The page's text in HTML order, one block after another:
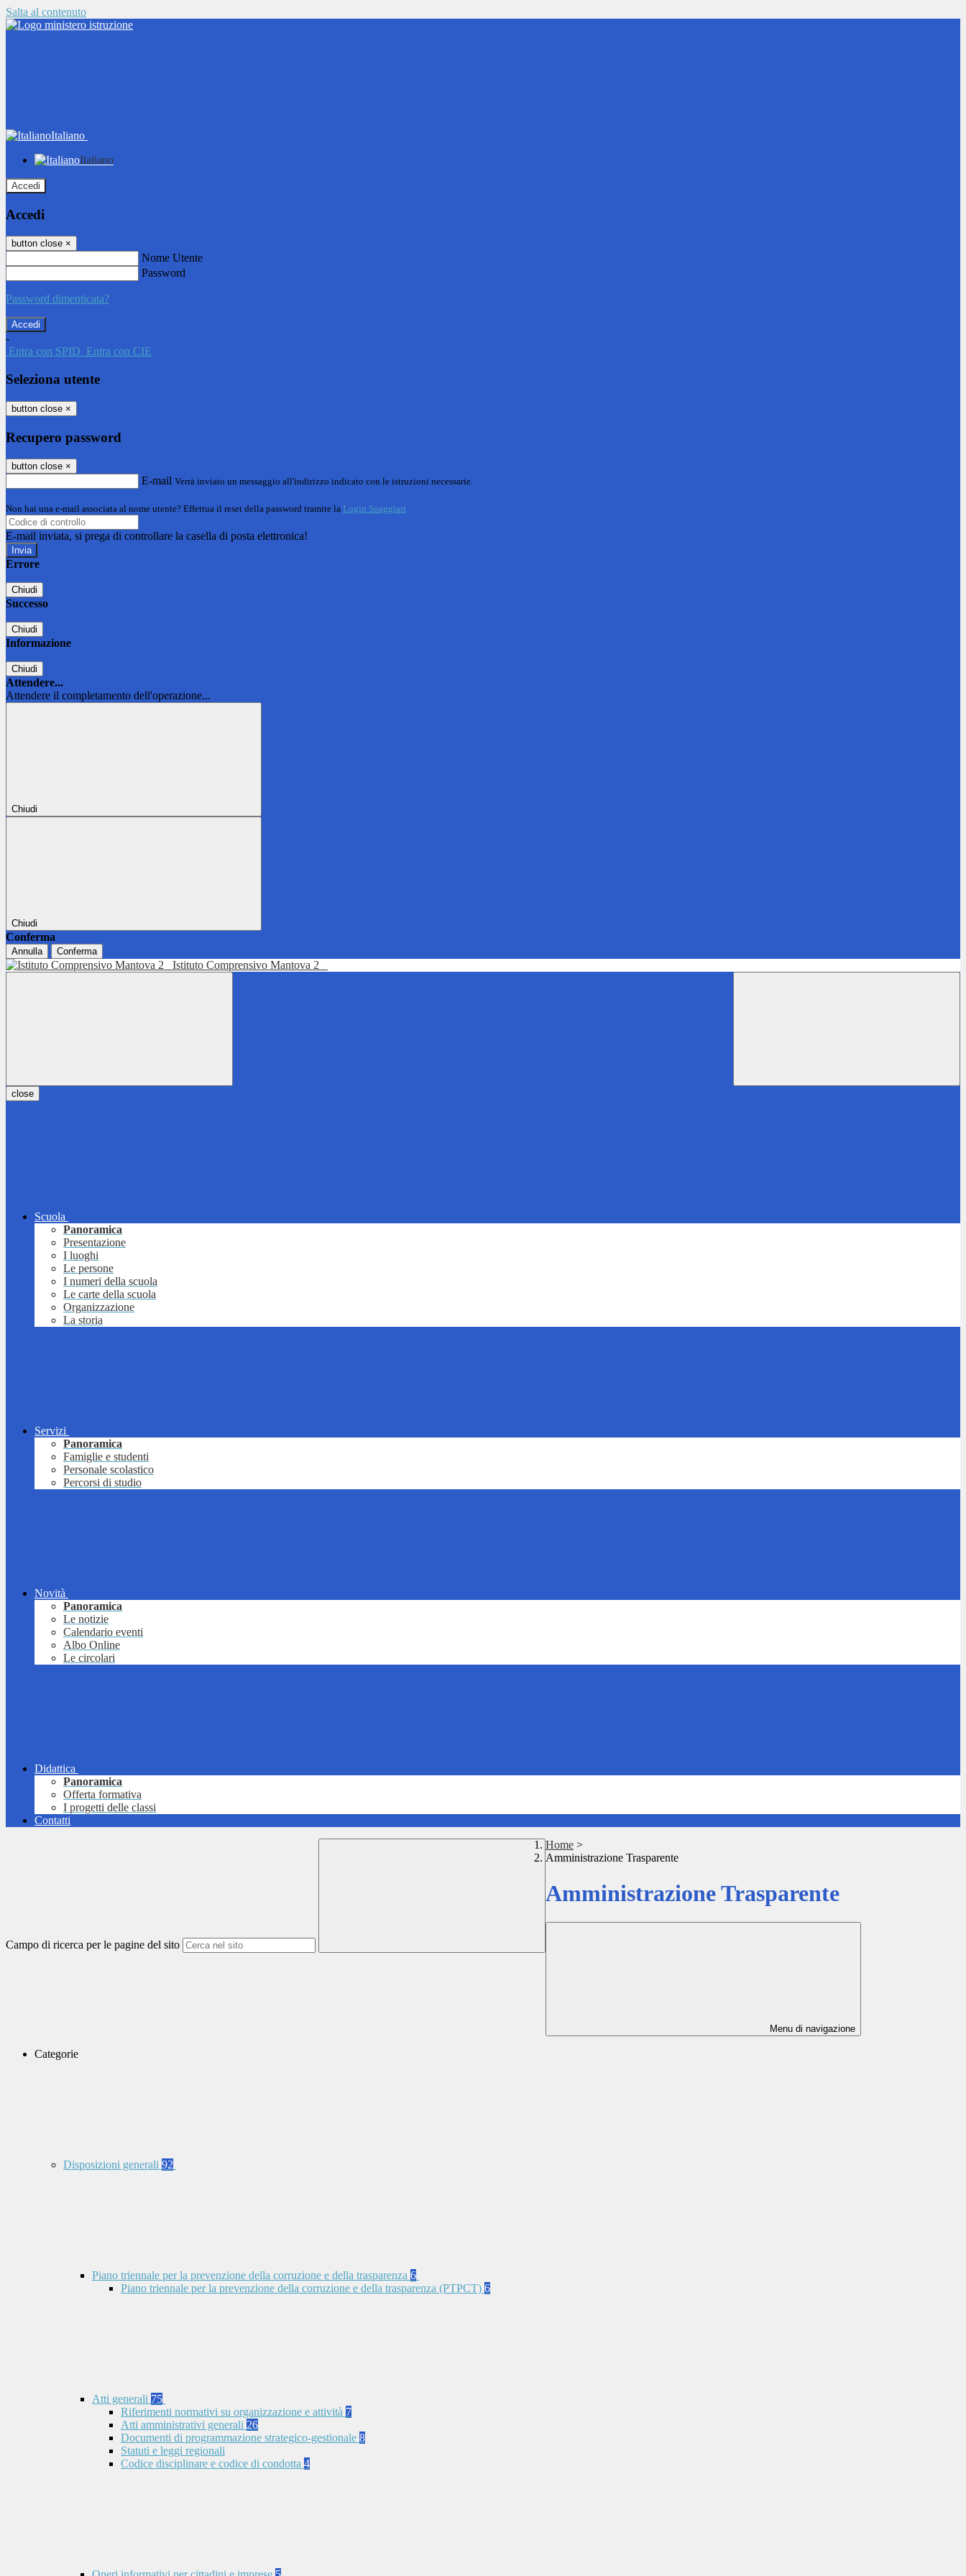
Salta al contenuto
Italiano
Italiano
Accedi
Accedi
button close ×
Nome Utente
Password
Password dimenticata?
-
Entra con SPID Entra con CIE
Seleziona utente
button close ×
Recupero password
button close ×
E-mail Verrà inviato un messaggio all'indirizzo indicato con le istruzioni necessarie.
Non hai una e-mail associata al nome utente? Effettua il reset della password tramite la Login Spaggiari
E-mail inviata, si prega di controllare la casella di posta elettronica!
Errore
Chiudi
Successo
Chiudi
Informazione
Chiudi
Attendere...
Attendere il completamento dell'operazione...
Chiudi
Chiudi
Conferma
Annulla Conferma
Istituto Comprensivo Mantova 2
close
Scuola
Panoramica
Presentazione
I luoghi
Le persone
I numeri della scuola
Le carte della scuola
Organizzazione
La storia
Servizi
Panoramica
Famiglie e studenti
Personale scolastico
Percorsi di studio
Novità
Panoramica
Le notizie
Calendario eventi
Albo Online
Le circolari
Didattica
Panoramica
Offerta formativa
I progetti delle classi
Contatti
Campo di ricerca per le pagine del sito
Home >
Amministrazione Trasparente
Amministrazione Trasparente
Menu di navigazione
Categorie
Disposizioni generali 92
Piano triennale per la prevenzione della corruzione e della trasparenza 6
Piano triennale per la prevenzione della corruzione e della trasparenza (PTPCT) 6
Atti generali 75
Riferimenti normativi su organizzazione e attività 7
Atti amministrativi generali 26
Documenti di programmazione strategico-gestionale 8
Statuti e leggi regionali
Codice disciplinare e codice di condotta 4